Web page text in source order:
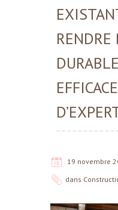
RENDRE
19 novembre
dans